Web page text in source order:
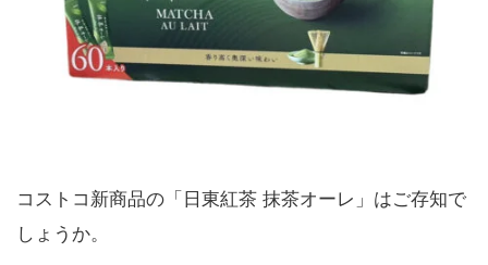
コストコ新商品の「日東紅茶 抹茶オーレ」はご存知で
しょうか。